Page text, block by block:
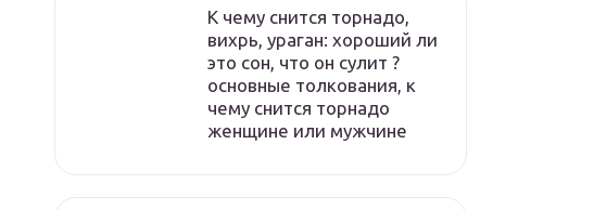
К чему снится торнадо,
вихрь, ураган: хороший ли
это сон, что он сулит ?
основные толкования, к
чему снится торнадо
женщине или мужчине